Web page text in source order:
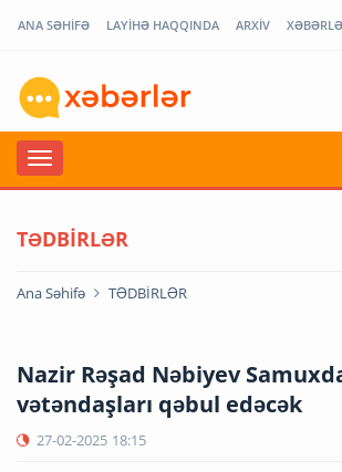
ANA SƏHİFƏ LAYİHƏ HAQQINDA ARXİV
TƏDBİRLƏR
Ana Səhifə TƏDBİRLƏR
Nazir Rəşad Nəbiyev
vətəndaşları qəbul edəcək
27-02-2025 18:15